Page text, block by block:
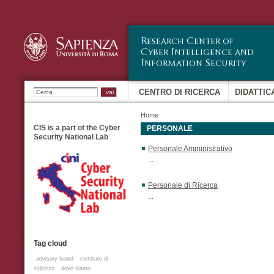
Ricerca CENTRO DI RICERCA
Home
CIS is a part of the Cyber
Security National Lab
Tag cloud
advisory board
comitato di
indirizzo
dove siamo
PERSONALE
Personale Amministrativo
...
Personale di Ricerca
...